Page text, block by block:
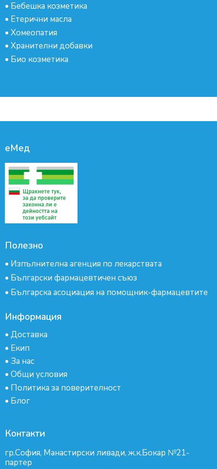
• Бебешка козметика
• Етерични масла
• Хомеопатия
• Хранителни добавки
• Био козметика
еМед
Полезно
• Изпълнителна агенция по лекарствата
• Български фармацевтичен съюз
• Българска асоциация на помощник-фармацевтите
Информация
• Доставка
• Екип
• За нас
• Общи условия
• Политика за поверителност
• Блог
Контакти
гр.София, Манастирски ливади, ж.к.Бокар №21-
партер